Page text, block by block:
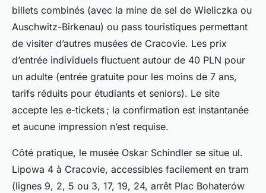
billets combinés (avec la mine de sel de Wieliczka ou
Auschwitz-Birkenau) ou pass touristiques permettant
de visiter d’autres musées de Cracovie. Les prix
d’entrée individuels fluctuent autour de 40 PLN pour
un adulte (entrée gratuite pour les moins de 7 ans,
tarifs réduits pour étudiants et seniors). Le site
accepte les e-tickets ; la confirmation est instantanée
et aucune impression n’est requise.
Côté pratique, le musée Oskar Schindler se situe ul.
Lipowa 4 à Cracovie, accessibles facilement en tram
(lignes 9, 2, 5 ou 3, 17, 19, 24, arrêt Plac Bohaterów